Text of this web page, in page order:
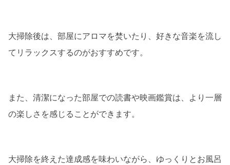
大掃除後は、部屋にアロマを焚いたり、好きな音楽を流し
てリラックスするのがおすすめです。
また、清潔になった部屋での読書や映画鑑賞は、より一層
の楽しさを感じることができます。
大掃除を終えた達成感を味わいながら、ゆっくりとお風呂